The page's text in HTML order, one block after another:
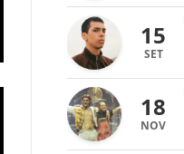
15
SET
18
NOV